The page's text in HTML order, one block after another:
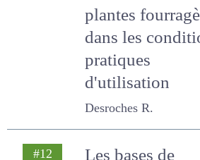
Mise à l'épreuve
des variétés de
plantes
fourragères dans
les conditions
pratiques
d'utilisation